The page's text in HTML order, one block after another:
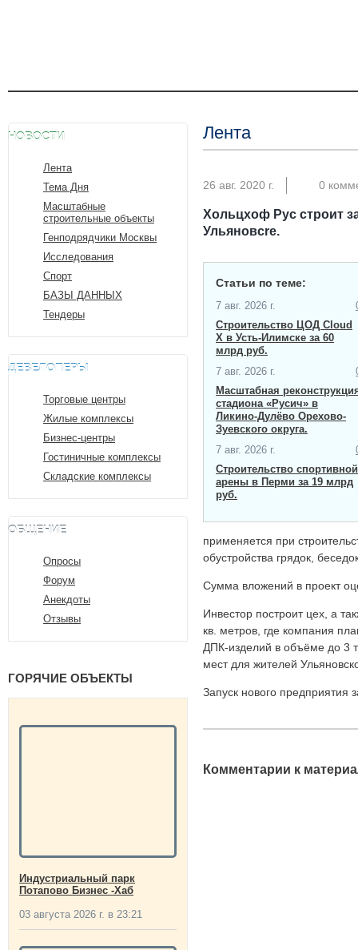
НОВОСТИ
Лента
Тема Дня
Масштабные
строительные объекты
Генподрядчики Москвы
Исследования
Спорт
БАЗЫ ДАННЫХ
Тендеры
ДЕВЕЛОПЕРЫ
Торговые центры
Жилые комплексы
Бизнес-центры
Гостиничные комплексы
Складские комплексы
ОБЩЕНИЕ
Опросы
Форум
Анекдоты
Отзывы
ГОРЯЧИЕ ОБЪЕКТЫ
Индустриальный парк
Потапово Бизнес -Хаб
03 августа 2026 г. в 23:21
Лента
26 авг. 2020 г. 0
Хольцхоф Рус строит
Ульяновсrе.
Статьи по теме:
7 авг. 2026 г.
Строительство ЦОД Cloud
X в Усть-Илимске за 60
млрд руб.
7 авг. 2026 г.
Масштабная
стадиона «Русич» в
Ликино-Дулёво Орехово-
Зуевского округа.
7 авг. 2026 г.
Строительство спортивной
арены в Перми за 19 млрд
руб.
применяется при
обустройства грядок,
Сумма вложений в проект
Инвестор построит цех, а
кв. метров, где компания
ДПК-изделий в объёме до 3
мест для жителей
Запуск нового предприятия
Комментарии к